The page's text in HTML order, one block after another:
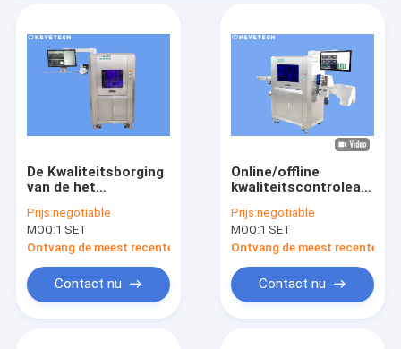
De Kwaliteitsborging
van de het
machinevision
system voor
Inspectie
Prijs:negotiable
MOQ:1 SET
Ontvang de meest recente Prijs
Contact nu
Online/offline
een hoge snelheid
van inspectie
Prijs:negotiable
MOQ:1 SET
Ontvang de meest recente
Contact nu